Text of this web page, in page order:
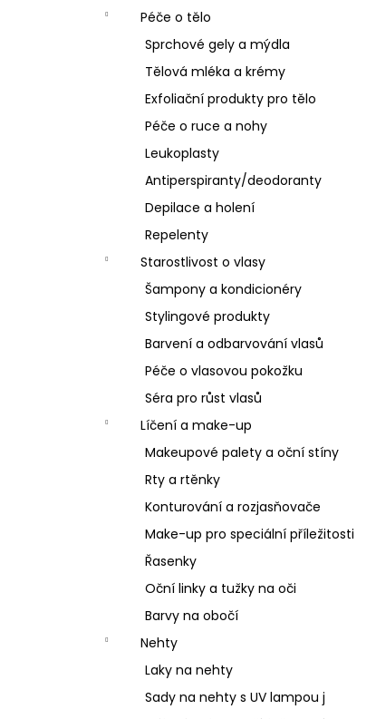
Péče o tělo
Sprchové gely a mýdla
Tělová mléka a krémy
Exfoliační produkty pro tělo
Péče o ruce a nohy
Leukoplasty
Antiperspiranty/deodoranty
Depilace a holení
Repelenty
Starostlivost o vlasy
Šampony a kondicionéry
Stylingové produkty
Barvení a odbarvování vlasů
Péče o vlasovou pokožku
Séra pro růst vlasů
Líčení a make-up
Makeupové palety a oční stíny
Rty a rtěnky
Konturování a rozjasňovače
Make-up pro speciální příležitosti
Řasenky
Oční linky a tužky na oči
Barvy na obočí
Nehty
Laky na nehty
Sady na nehty s UV lampou j